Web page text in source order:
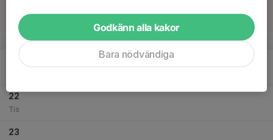
Sön
v.30
22
Tis
23
Godkänn alla kakor
Bara nödvändiga